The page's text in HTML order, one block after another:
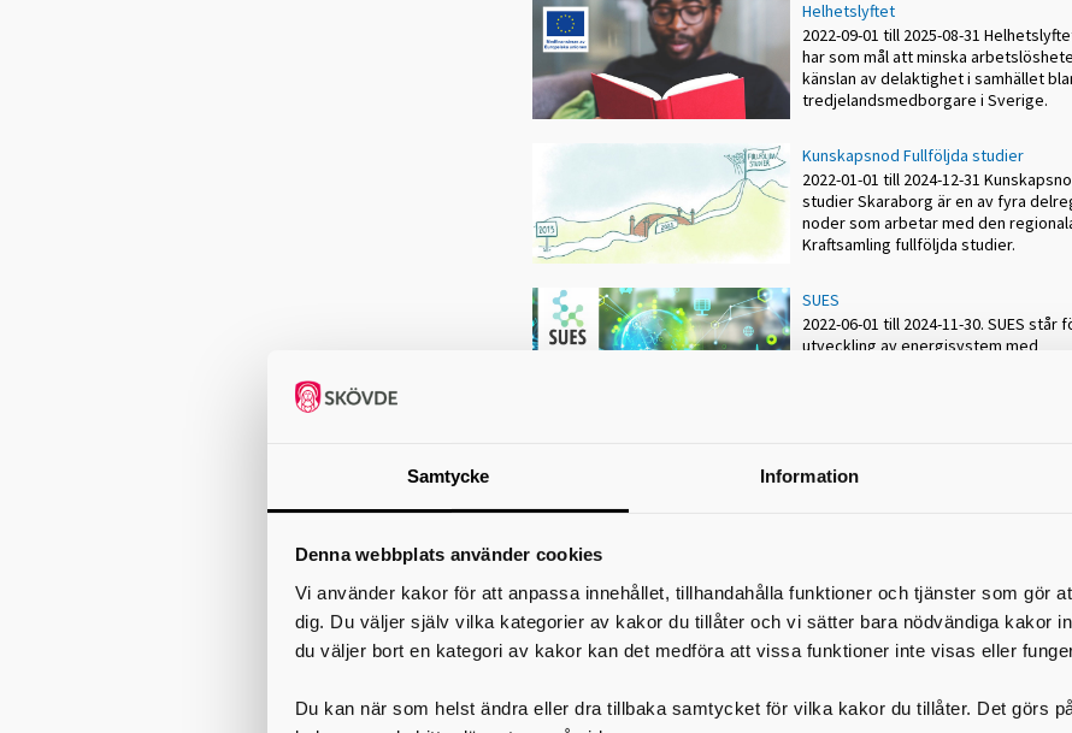
Samtycke Information
Denna webbplats använder cookies
Vi använder kakor för att anpassa innehållet, tillhandahålla funktioner och tjänster som gör
dig. Du väljer själv vilka kategorier av kakor du tillåter och vi sätter bara nödvändiga kakor
du väljer bort en kategori av kakor kan det medföra att vissa funktioner inte visas eller
Du kan när som helst ändra eller dra tillbaka samtycket för vilka kakor du tillåter. Det görs
Helhetslyftet
2022-09-01 till 2025-08-31
har som mål att minska
känslan av delaktighet i samhället
tredjelandsmedborgare i Sverige.
Kunskapsnod Fullföljda studier
2022-01-01 till 2024-12-31
studier Skaraborg är en av fyra
noder som arbetar med den
Kraftsamling fullföljda studier.
SUES
2022-06-01 till 2024-11-30. SUES står
utveckling av energisystem med
Barn och unga
Inflyttarservice/Livet i Skaraborg
2021-09-20 till 23-09-20. Tillgång till
Skaraborg. Inflyttarservice, eller